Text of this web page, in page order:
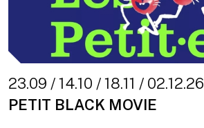
23.09 / 14.10 / 18.11 / 02.12.26
PETIT BLACK MOVIE